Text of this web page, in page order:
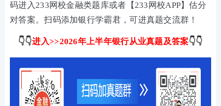
码进入233网校金融类题库或者【233网校APP】估分
对答案。扫码添加银行学霸君，可进真题交流群！
👇👇进入>>2026年上半年银行从业真题及答案👇👇